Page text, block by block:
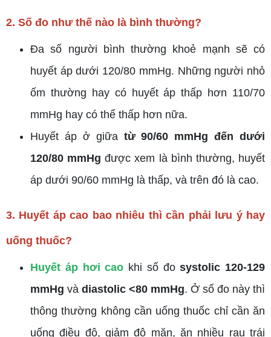
2. Số đo như thế nào là bình thường?
Đa số người bình thường khoẻ mạnh sẽ có
huyết áp dưới 120/80 mmHg. Những người nhỏ
ốm thường hay có huyết áp thấp hơn 110/70
mmHg hay có thể thấp hơn nữa.
Huyết áp ở giữa từ 90/60 mmHg đến dưới
120/80 mmHg được xem là bình thường, huyết
áp dưới 90/60 mmHg là thấp, và trên đó là cao.
3. Huyết áp cao bao nhiêu thì cần phải lưu ý hay
uống thuốc?
Huyết áp hơi cao khi số đosystolic 120-129
mmHg và diastolic <80 mmHg. Ở số đo này thì
thông thường không cần uống thuốc chỉ cần ăn
uống điều độ, giảm độ mặn, ăn nhiều rau trái